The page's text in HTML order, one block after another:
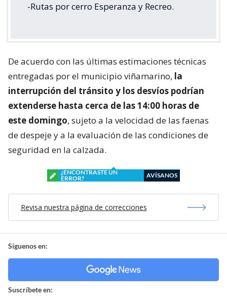
-Rutas por cerro Esperanza y Recreo.
De acuerdo con las últimas estimaciones técnicas
entregadas por el municipio viñamarino, la
interrupción del tránsito y los desvíos podrían
extenderse hasta cerca de las 14:00 horas de
este domingo, sujeto a la velocidad de las faenas
de despeje y a la evaluación de las condiciones de
seguridad en la calzada.
¿ENCONTRASTE UN
ERROR?
AVÍSANOS
Revisa nuestra página de correcciones
Síguenos en:
Suscríbete en: